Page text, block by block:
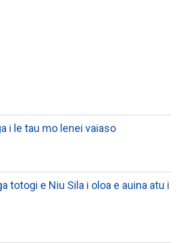
i le tau mo lenei vaiaso
totogi e Niu Sila i oloa e auina atu i